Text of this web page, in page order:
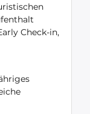
Check-in,